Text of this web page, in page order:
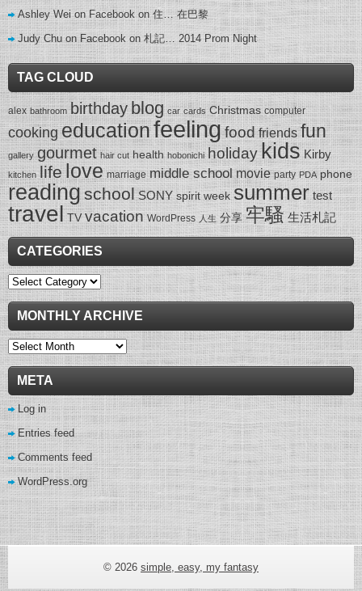
Ashley Wei on Facebookon住… 在巴黎
Judy Chu on Facebookon札記… 2014 Prom Night
TAG CLOUD
alex bathroom birthdayblog car cards Christmas computer
cooking educationfeeling food friends fun
gallery gourmet hair cut health hobonichi holidaykids Kirby
kitchen lifelove marriage middle school movie party PDA phone
readingschool SONY spirit week summer test
travel TV vacation WordPress 人生 分享 牢騷 生活札記
CATEGORIES
Categories
MONTHLY ARCHIVE
Monthly
Archive
META
Log in
Entries feed
Comments feed
WordPress.org
© 2026 simple, easy, my fantasy